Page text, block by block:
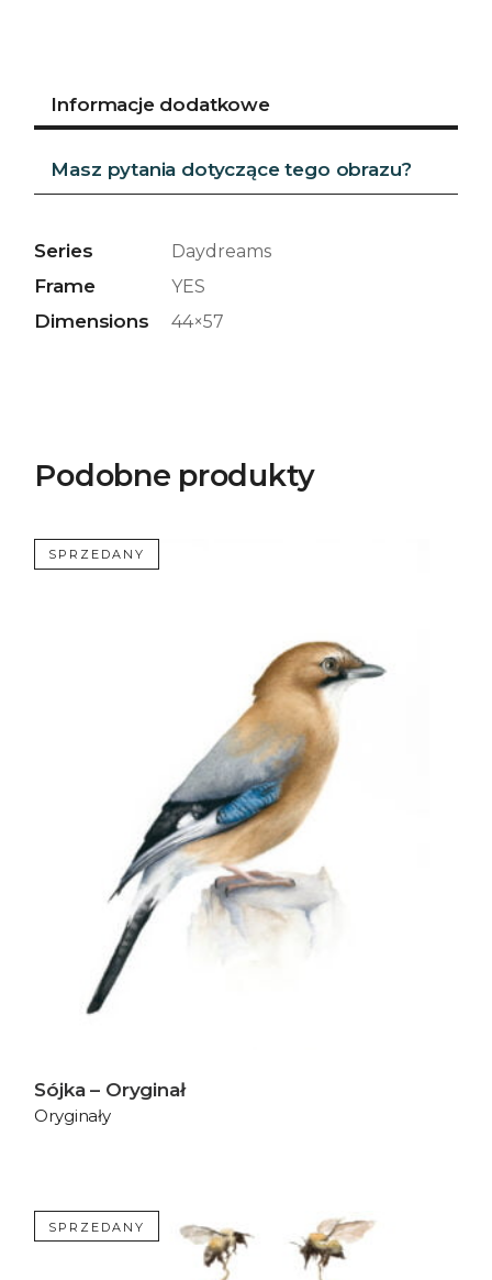
Informacje dodatkowe
Masz pytania dotyczące tego obrazu?
Series Daydreams
Frame YES
Dimensions 44×57
Podobne produkty
SPRZEDANY
Sójka – Oryginał
Oryginały
SPRZEDANY